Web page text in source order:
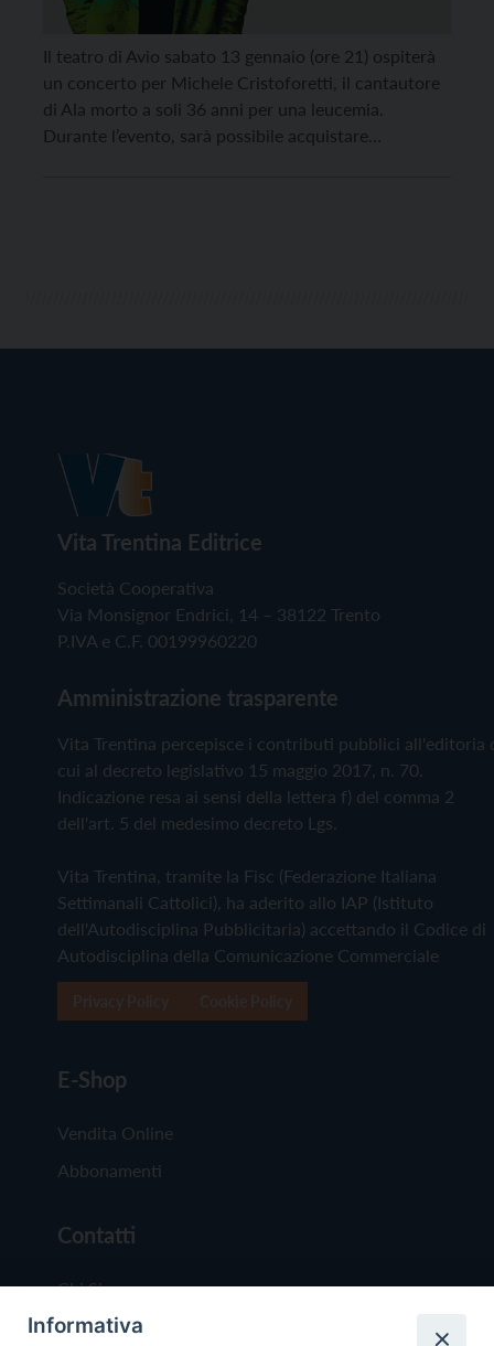
Il teatro di Avio sabato 13 gennaio (ore 21) ospiterà
un concerto per Michele Cristoforetti, il cantautore
di Ala morto a soli 36 anni per una leucemia.
Durante l’evento, sarà possibile acquistare
Vita Trentina Editrice
Società Cooperativa
Via Monsignor Endrici, 14 – 38122 Trento
P.IVA e C.F. 00199960220
Amministrazione trasparente
Vita Trentina percepisce i contributi pubblici all'editoria
cui al decreto legislativo 15 maggio 2017, n. 70.
Indicazione resa ai sensi della lettera f) del comma 2
dell'art. 5 del medesimo decreto Lgs.
Vita Trentina, tramite la Fisc (Federazione Italiana
Settimanali Cattolici), ha aderito allo IAP (Istituto
dell'Autodisciplina Pubblicitaria) accettando il Codice di
Autodisciplina della Comunicazione Commerciale
E-Shop
Vendita Online
Abbonamenti
Contatti
Chi Siamo
Redazione
Informativa